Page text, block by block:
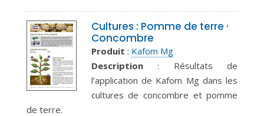
Cultures : Pomme de terre ·
Concombre
Produit : Kafom Mg
Description: Résultats de
l’application de Kafom Mg dans les
cultures de concombre et pomme
de terre.